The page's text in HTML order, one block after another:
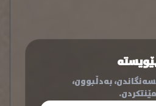
بەدڵبوون،